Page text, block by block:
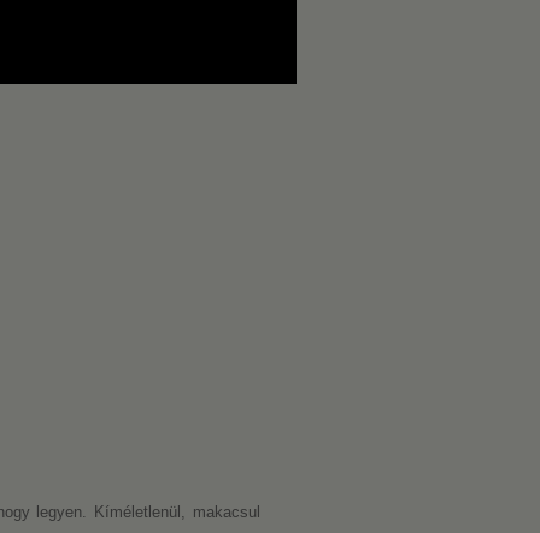
legyen. Kíméletlenül, makacsul